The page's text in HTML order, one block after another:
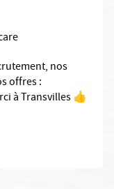
nos
offres :
à Transvilles 👍